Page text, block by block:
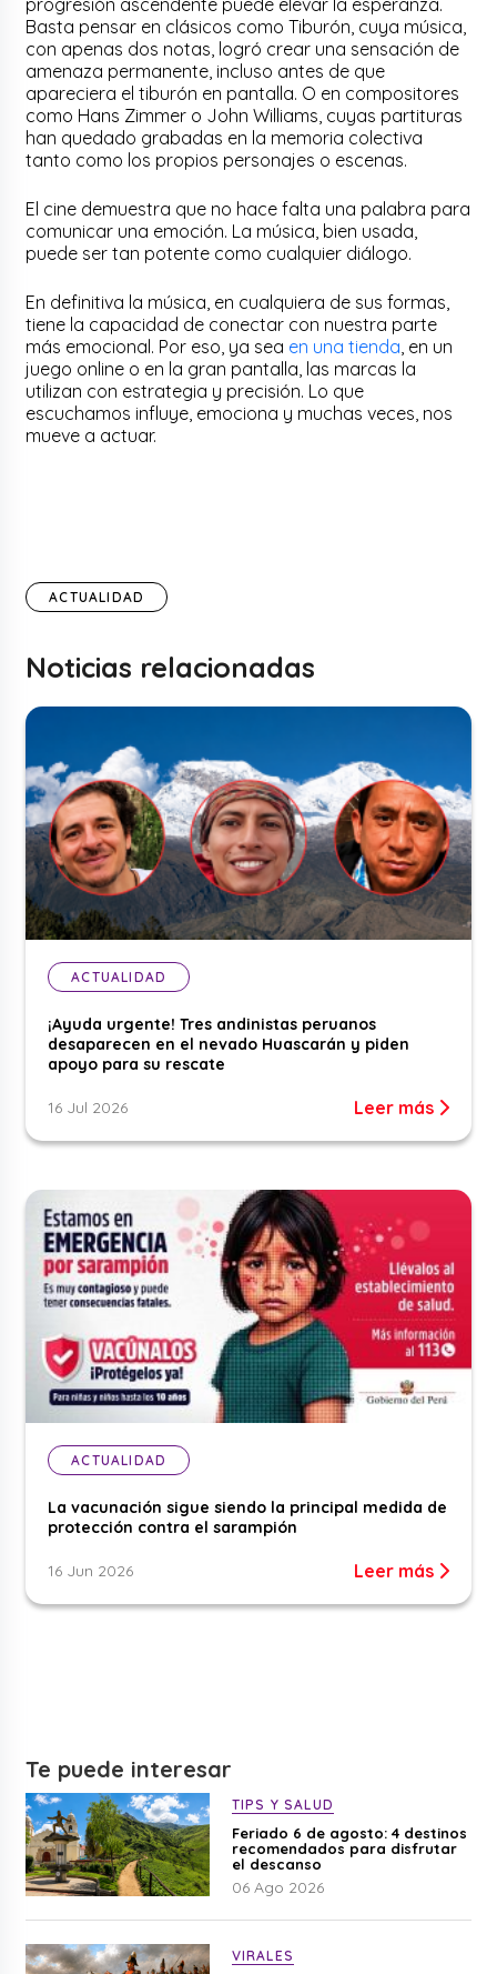
Basta pensar en clásicos como Tiburón, cuya música,
con apenas dos notas, logró crear una sensación de
amenaza permanente, incluso antes de que
apareciera el tiburón en pantalla. O en compositores
como Hans Zimmer o John Williams, cuyas partituras
han quedado grabadas en la memoria colectiva
tanto como los propios personajes o escenas.
El cine demuestra que no hace falta una palabra para
comunicar una emoción. La música, bien usada,
puede ser tan potente como cualquier diálogo.
En definitiva la música, en cualquiera de sus formas,
tiene la capacidad de conectar con nuestra parte
más emocional. Por eso, ya sea en una tienda , en un
juego online o en la gran pantalla, las marcas la
utilizan con estrategia y precisión. Lo que
escuchamos influye, emociona y muchas veces, nos
mueve a actuar.
ACTUALIDAD
Noticias relacionadas
ACTUALIDAD
¡Ayuda urgente! Tres andinistas peruanos
desaparecen en el nevado Huascarán y piden
apoyo para su rescate
16 Jul 2026 Leer más
ACTUALIDAD
La vacunación sigue siendo la principal medida de
protección contra el sarampión
16 Jun 2026 Leer más
Te puede interesar
TIPS Y SALUD
Feriado 6 de agosto: 4 destinos
recomendados para disfrutar
el descanso
06 Ago 2026
VIRALES